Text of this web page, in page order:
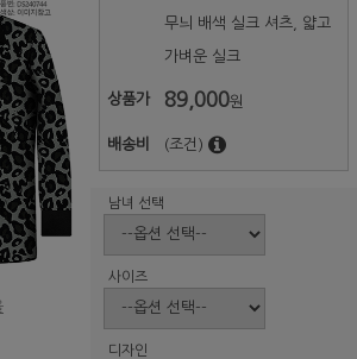
무늬 배색 실크 셔츠, 얇고
가벼운 실크
상품가 89,000원
배송비 (조건)
남녀 선택
사이즈
디자인